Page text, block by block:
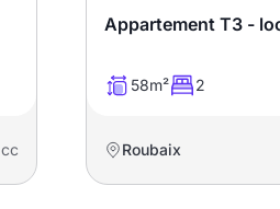
Appartement T3 -
58m² 2
Roubaix